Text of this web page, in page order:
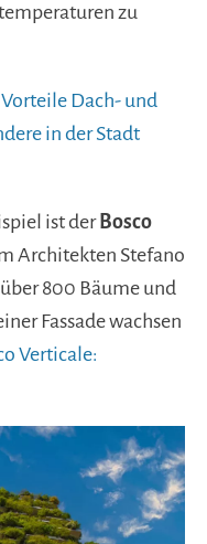
zu
Vorteile Dach- und
in der Stadt
ist der Bosco
Architekten Stefano
800 Bäume und
Fassade wachsen
Verticale: